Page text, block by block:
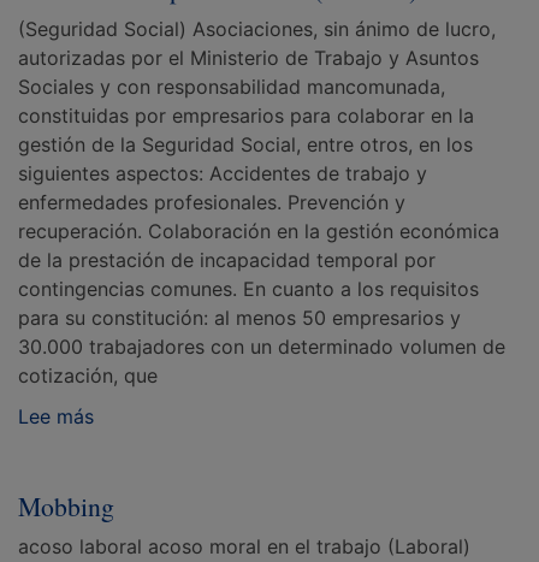
(Seguridad Social) Asociaciones, sin ánimo de lucro,
autorizadas por el Ministerio de Trabajo y Asuntos
Sociales y con responsabilidad mancomunada,
constituidas por empresarios para colaborar en la
gestión de la Seguridad Social, entre otros, en los
siguientes aspectos: Accidentes de trabajo y
enfermedades profesionales. Prevención y
recuperación. Colaboración en la gestión económica
de la prestación de incapacidad temporal por
contingencias comunes. En cuanto a los requisitos
para su constitución: al menos 50 empresarios y
30.000 trabajadores con un determinado volumen de
cotización, que
Lee más
Mobbing
acoso laboral acoso moral en el trabajo (Laboral)